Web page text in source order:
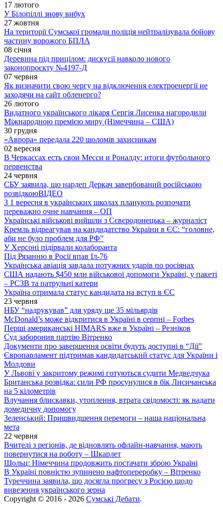
17 лютого
У Білопіллі знову вибух
27 жовтня
На території Сумської громади поліція нейтралізувала бойову
частину ворожого БПЛА
08 січня
Деревина під прицілом: дискусії навколо нового
законопроєкту №4197-Д
07 червня
Як визначити свою чергу на відключення електроенергії не
заходячи на сайт обленерго?
26 лютого
Видатного українського лікаря Сергія Лисенка нагородили
Міжнародною премією миру (Німеччина – США)
30 грудня
«Аврора» передала 220 шоломів захисникам
02 вересня
В Черкассах есть свои Месси и Роналду: итоги футбольного
первенства
24 червня
СБУ заявила, що нардеп Деркач завербований російською
розвідкоюВІДЕО
З 1 вересня в українських школах планують розпочати
переважно очне навчання – ОП
Українські військові вийшли з Сєвєродонецька – журналіст
Кремль відреагував на кандидатство України в ЄС: “головне,
аби не було проблем для РФ”
У Херсоні підірвали колаборанта
Під Рязанню в Росії впав Іл-76
Українська авіація завдала потужних ударів по росіянах
США надають $450 млн військової допомоги Україні, у пакеті
– РСЗВ та патрульні катери
Україна отримала статус кандидата на вступ в ЄС
23 червня
НБУ “надрукував” для уряду ще 35 мільярдів
McDonald’s може відкритися в Україні в серпні – Forbes
Перші американські HIMARS вже в Україні – Резніков
Суд заборонив партію Вітренко
Документи про завершення освіти будуть доступні в “Дії”
Європарламент підтримав кандидатський статус для України і
Молдови
У Львові у закритому режимі готуються судити Медведчука
Британська розвідка: сили РФ просунулися в бік Лисичанська
на 5 кілометрів
Влучання блискавки, утоплення, втрата свідомості: як надати
домедичну допомогу
Зеленський: Пришвидшення перемоги – наша національна
мета
22 червня
Вчителі з регіонів, де відновлять офлайн-навчання, мають
повернутися на роботу – Шкарлет
Шольц: Німеччина продовжить постачати зброю Україні
В Україні повністю зупинено нафтопереробку – Вітренко
Туреччина заявила, що досягла прогресу з Росією щодо
вивезення українського зерна
Copyright © 2016 - 2026 Сумські Дебати.